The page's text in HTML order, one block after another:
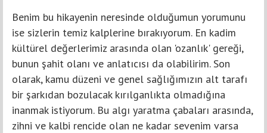
Benim bu hikayenin neresinde olduğumun yorumunu
ise sizlerin temiz kalplerine bırakıyorum. En kadim
kültürel değerlerimiz arasında olan 'ozanlık' gereği,
bunun şahit olanı ve anlatıcısı da olabilirim. Son
olarak, kamu düzeni ve genel sağlığımızın alt tarafı
bir şarkıdan bozulacak kırılganlıkta olmadığına
inanmak istiyorum. Bu algı yaratma çabaları arasında,
zihni ve kalbi rencide olan ne kadar sevenim varsa